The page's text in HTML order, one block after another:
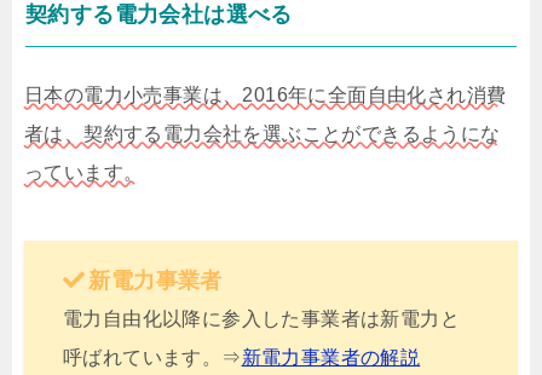
契約する電力会社は選べる
日本の電力小売事業は、2016年に全面自由化され消費
者は、契約する電力会社を選ぶことができるようにな
っています。
新電力事業者
電力自由化以降に参入した事業者は新電力と
呼ばれています。⇒新電力事業者の解説